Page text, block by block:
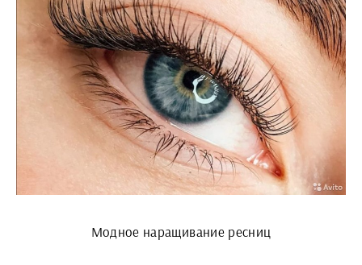
Модное наращивание ресниц